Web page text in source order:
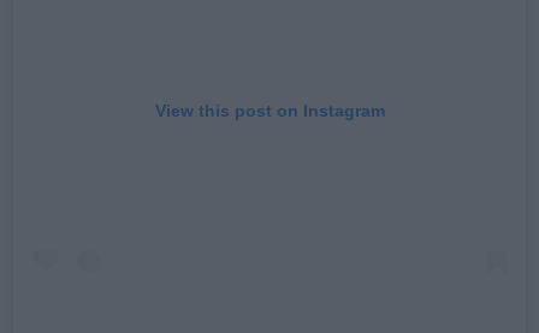
View this post on Instagram